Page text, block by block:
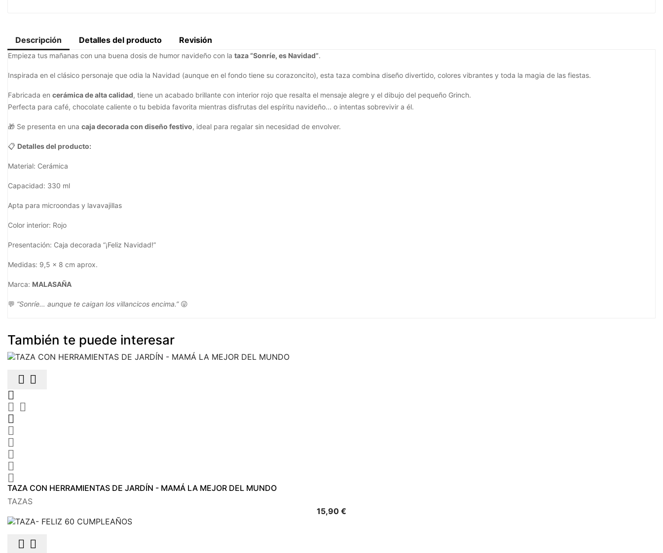
Descripción Detalles del producto Revisión
Empieza tus mañanas con una buena dosis de humor navideño con la taza “Sonríe, es Navidad”.
Inspirada en el clásico personaje que odia la Navidad (aunque en el fondo tiene su corazoncito), esta taza combina diseño divertido, colores vibrantes y toda la magia de las fiestas.
Fabricada en cerámica de alta calidad, tiene un acabado brillante con interior rojo que resalta el mensaje alegre y el dibujo del pequeño Grinch.
Perfecta para café, chocolate caliente o tu bebida favorita mientras disfrutas del espíritu navideño... o intentas sobrevivir a él.
🎁 Se presenta en una caja decorada con diseño festivo, ideal para regalar sin necesidad de envolver.
📋 Detalles del producto:
Material: Cerámica
Capacidad: 330 ml
Apta para microondas y lavavajillas
Color interior: Rojo
Presentación: Caja decorada “¡Feliz Navidad!”
Medidas: 9,5 x 8 cm aprox.
Marca: MALASAÑA
💬 “Sonríe… aunque te caigan los villancicos encima.”😜
También te puede interesar
 

 






TAZA CON HERRAMIENTAS DE JARDÍN - MAMÁ LA MEJOR DEL MUNDO
TAZAS
15,90 €

